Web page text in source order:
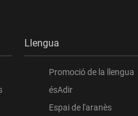
Llengua
Promoció de la llengua
ésAdir
Espai de l'aranès